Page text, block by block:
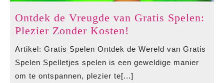
Ontdek de Vreugde van Gratis Spelen:
Plezier Zonder Kosten!
de
van
Artikel: Gratis Spelen Ontdek de Wereld van Gratis
Spelen Spelletjes spelen is een geweldige manier
om te ontspannen, plezier te[...]